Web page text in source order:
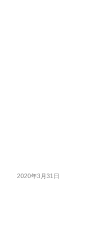
2020年3月31日